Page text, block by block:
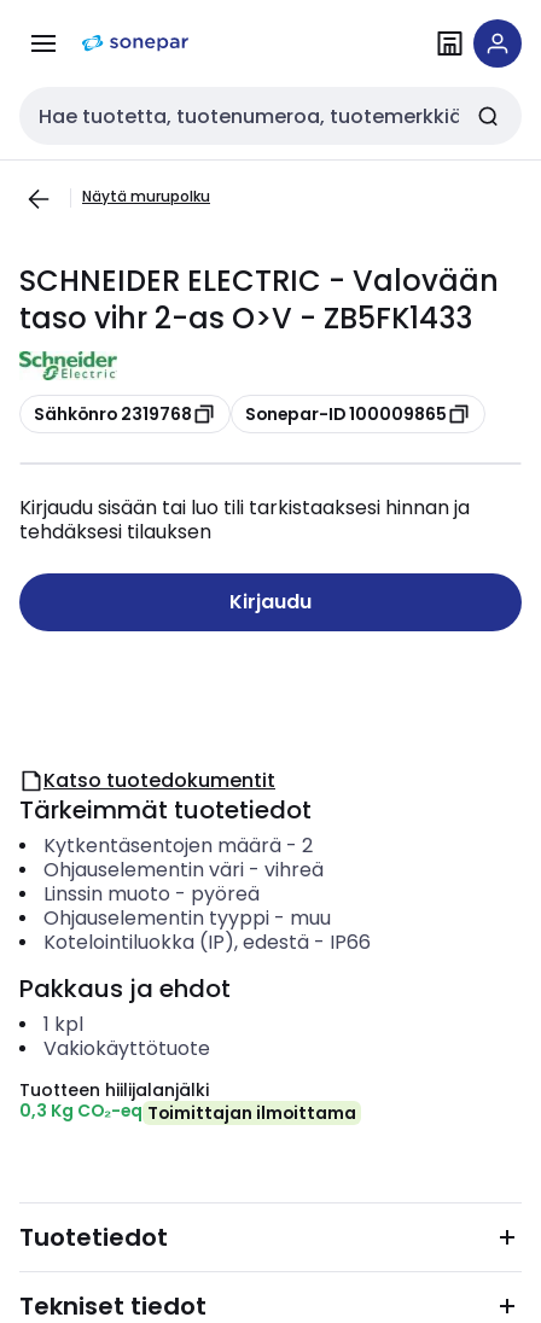
navigointiinsisältöön
Haku
Näytä murupolku
SCHNEIDER ELECTRIC - Valovään
taso vihr 2-as O>V - ZB5FK1433
Kopioi
Sähkönro 2319768 Kopioi
Sonepar-ID 100009865
Kirjaudu sisään tai luo tili tarkistaaksesi hinnan ja
tehdäksesi tilauksen
Kirjaudu
Katso tuotedokumentit
Tärkeimmät tuotetiedot
Kytkentäsentojen määrä- 2
Ohjauselementin väri- vihreä
Linssin muoto - pyöreä
Ohjauselementin tyyppi- muu
Kotelointiluokka (IP), edestä- IP66
Pakkaus ja ehdot
1 kpl
Vakiokäyttötuote
Tuotteen hiilijalanjälki
0,3 Kg CO₂-eq Toimittajan ilmoittama
Tuotetiedot
Tekniset tiedot